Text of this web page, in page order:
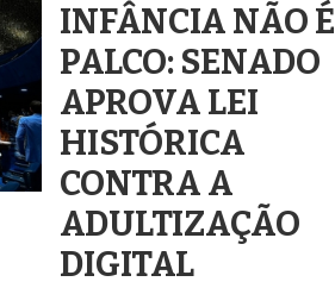
INFÂNCIA NÃO É
PALCO: SENADO
APROVA LEI
HISTÓRICA
CONTRA A
ADULTIZAÇÃO
DIGITAL